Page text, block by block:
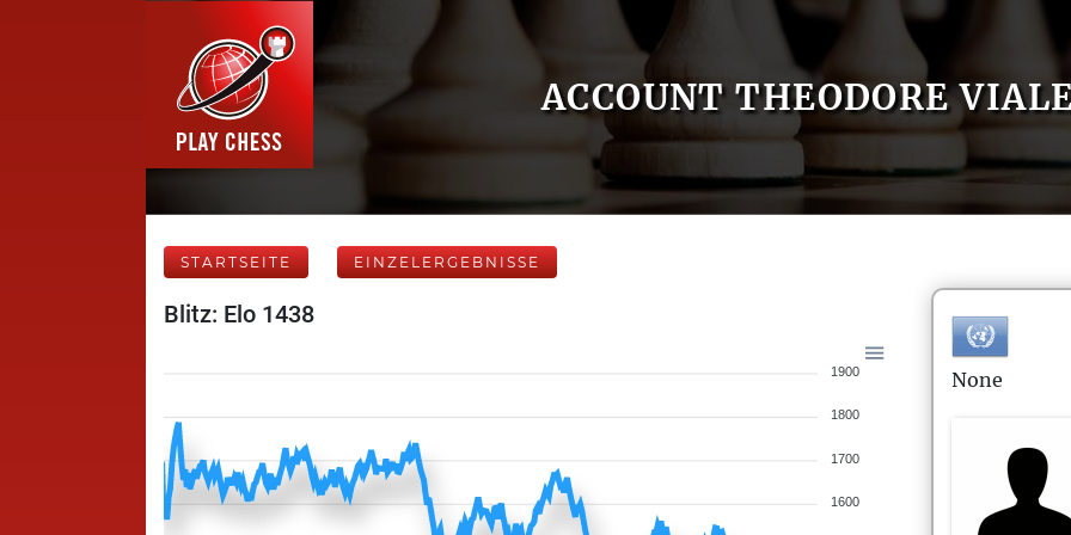
ACCOUNT THEODORE
STARTSEITE EINZELERGEBNISSE
Blitz: Elo 1438
1900
1800
1700
1600
None